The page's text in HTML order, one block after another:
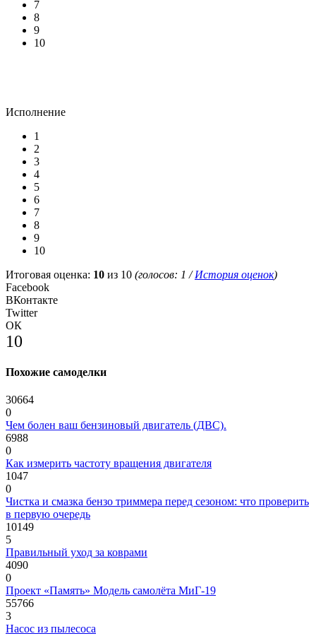
7
8
9
10
Исполнение
1
2
3
4
5
6
7
8
9
10
Итоговая оценка: 10 из 10 (голосов: 1 /История оценок)
Facebook
ВКонтакте
Twitter
ОК
10
Похожие самоделки
30664
0
Чем болен ваш бензиновый двигатель (ДВС).
6988
0
Как измерить частоту вращения двигателя
1047
0
Чистка и смазка бензо триммера перед сезоном: что проверить
в первую очередь
10149
5
Правильный уход за коврами
4090
0
Проект «Память» Модель самолёта МиГ-19
55766
3
Насос из пылесоса